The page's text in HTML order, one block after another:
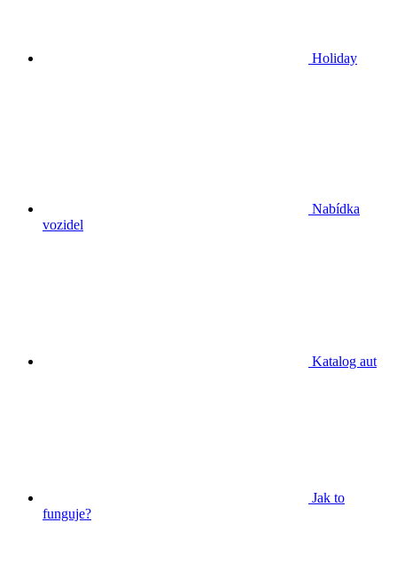
Holiday
Nabídka
vozidel
Katalog aut
Jak to
funguje?